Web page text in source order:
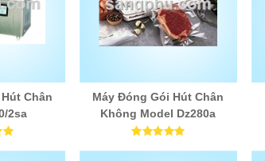
Chân
2sa
Máy Đóng Gói Hút Chân
Không Model Dz280a